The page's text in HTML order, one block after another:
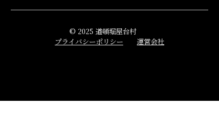
© 2025 道頓堀屋台村
プライバシーポリシー
運営会社